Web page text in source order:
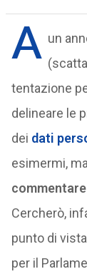
A un
tentazione
delineare le
dei dati
esimermi,
Cercherò,
punto di
per il